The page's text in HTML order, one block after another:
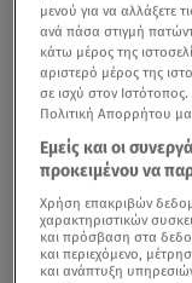
μενού για να αλλάξετε
ανά πάσα στιγμή
κάτω μέρος της
αριστερό μέρος της
σε ισχύ στον Ιστότοπος.
Πολιτική Απορρήτου
Εμείς και οι
προκειμένου να
Χρήση επακριβών
χαρακτηριστικών
και πρόσβαση στα
και περιεχόμενο,
και ανάπτυξη